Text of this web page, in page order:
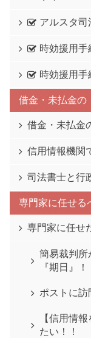
アルスタ
時効援用
時効援用
借金・未払金の
借金・未払金
信用情報機関
司法書士と行
専門家に任せる
専門家に任せ
簡易裁判
『期日』！
ポストに訪
【信用情
たい！！